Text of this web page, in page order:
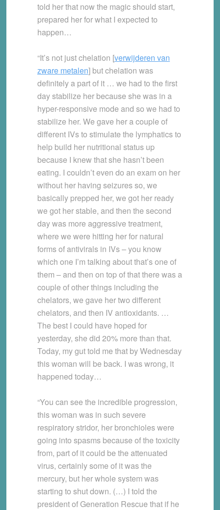
told her that now the magic should start,
prepared her for what I expected to
happen…
“It’s not just chelation [verwijderen van
zware metalen] but chelation was
definitely a part of it … we had to the first
day stabilize her because she was in a
hyper-responsive mode and so we had to
stabilize her. We gave her a couple of
different IVs to stimulate the lymphatics to
help build her nutritional status up
because I knew that she hasn’t been
eating. I couldn’t even do an exam on her
without her having seizures so, we
basically prepped her, we got her ready
we got her stable, and then the second
day was more aggressive treatment,
where we were hitting her for natural
forms of antivirals in IVs – you know
which one I’m talking about that’s one of
them – and then on top of that there was a
couple of other things including the
chelators, we gave her two different
chelators, and then IV antioxidants. …
The best I could have hoped for
yesterday, she did 20% more than that.
Today, my gut told me that by Wednesday
this woman will be back. I was wrong, it
happened today…
“You can see the incredible progression,
this woman was in such severe
respiratory stridor, her bronchioles were
going into spasms because of the toxicity
from, part of it could be the attenuated
virus, certainly some of it was the
mercury, but her whole system was
starting to shut down. (…) I told the
president of Generation Rescue that if he